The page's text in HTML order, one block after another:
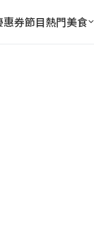
惠券節目熱門美食